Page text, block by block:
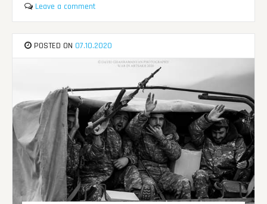
Leave a comment
POSTED ON 07.10.2020